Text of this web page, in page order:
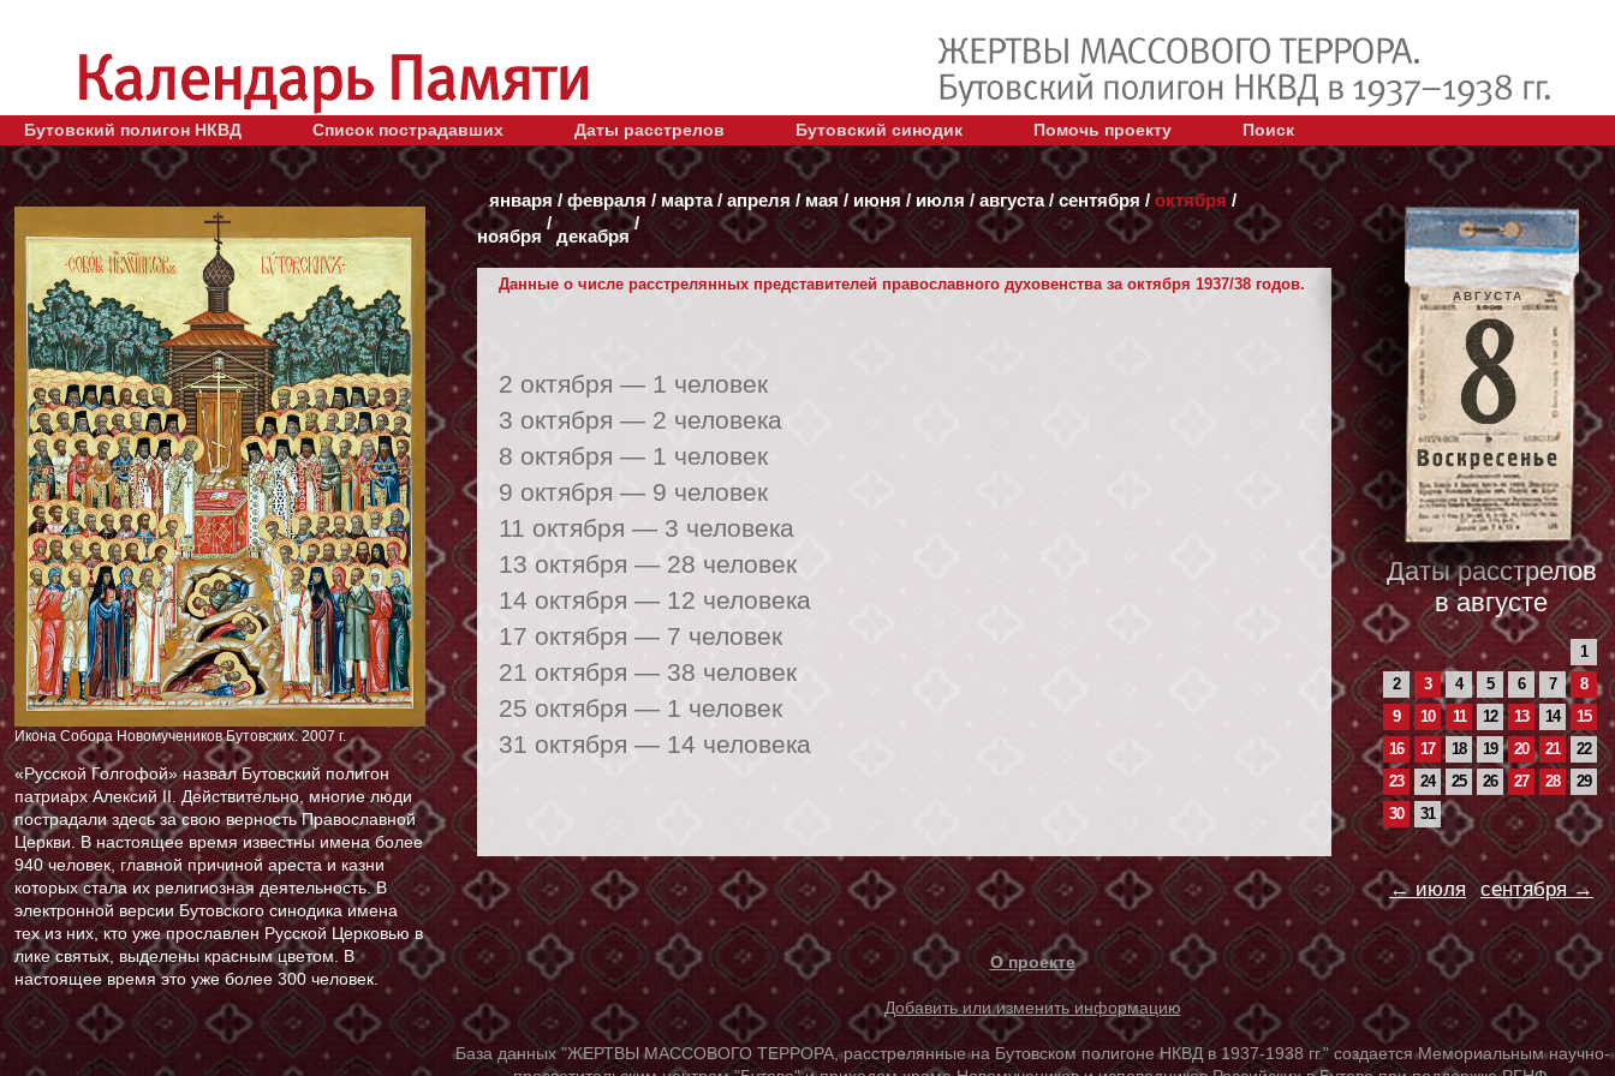
Бутовский полигон НКВД Список пострадавших Даты расстрелов Бутовский синодик Помочь проекту Поиск
Икона Собора Новомучеников Бутовских. 2007 г.
«Русской Голгофой» назвал Бутовский полигон
патриарх Алексий II. Действительно, многие люди
пострадали здесь за свою верность Православной
Церкви. В настоящее время известны имена более
940 человек, главной причиной ареста и казни
которых стала их религиозная деятельность. В
электронной версии Бутовского синодика имена
тех из них, кто уже прославлен Русской Церковью в
лике святых, выделены красным цветом. В
настоящее время это уже более 300 человек.
января /февраля/ марта/ апреля/мая/ июня/ июля/ августа/сентября / октября/
ноября/декабря/
Данные о числе расстрелянных представителей православного духовенства за октября 1937/38 годов.
2 октября — 1 человек
3 октября — 2 человека
8 октября — 1 человек
9 октября — 9 человек
11 октября — 3 человека
13 октября — 28 человек
14 октября — 12 человека
17 октября — 7 человек
21 октября — 38 человек
25 октября — 1 человек
31 октября — 14 человека
АВГУСТА
Даты расстрелов
в августе
1
2
3 4 5 6 7
8
9
10 11 12 13 14
15
16
17 18 19 20 21
22
23
24 25 26 27 28
29
30
31
← июля сентября →
О проекте
Добавить или изменить информацию
База данных "ЖЕРТВЫ МАССОВОГО ТЕРРОРА, расстрелянные на Бутовском полигоне НКВД в 1937-1938 гг." создается Мемориальным научно-